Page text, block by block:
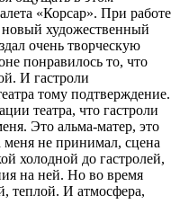
«Корсар». При работе
художественный
очень творческую
понравилось то, что
И гастроли
тому подтверждение.
театра, что гастроли
Это альма-матер, это
меня не принимал, сцена
холодной до гастролей,
на ней. Но во время
теплой. И атмосфера,